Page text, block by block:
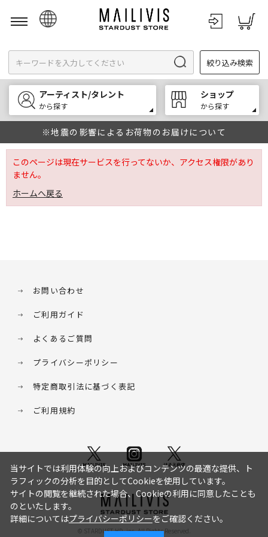
English
한국어
中文
絞り込み検索
アーティスト/タレント
から探す
ショップ
から探す
※地震の影響によるお荷物のお届けについて
このページは現在サービスを行ってないか、アクセス権限があり
ません。
ホームへ戻る
お問い合わせ
ご利用ガイド
よくあるご質問
プライバシーポリシー
特定商取引法に基づく表記
ご利用規約
© STARDUST HD. inc. All Rights Reserved.
当サイトでは利用体験の向上およびコンテンツの最適な提供、ト
ラフィックの分析を目的としてCookieを使用しています。
サイトの閲覧を継続された場合、Cookieの利用に同意したことも
のといたします。
詳細についてはプライバシーポリシーをご確認ください。